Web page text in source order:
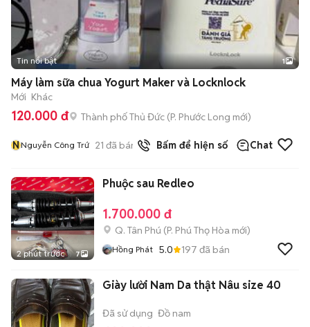
Tin nổi bật 1
Máy làm sữa chua Yogurt Maker và Locknlock
Mới Khác
120.000 đ Thành phố Thủ Đức (P. Phước Long mới)
NNguyễn Công Trứ 21 đã bán Bấm để hiện số Chat
2 phút trước 7
Phuộc sau Redleo
1.700.000 đ
Q. Tân Phú (P. Phú Thọ Hòa mới)
Hồng Phát 5.0 197 đã bán
Giày lười Nam Da thật Nâu size 40
Đã sử dụng Đồ nam